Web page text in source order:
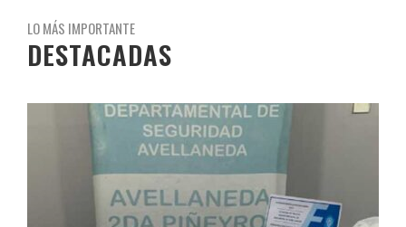
LO MÁS IMPORTANTE
DESTACADAS